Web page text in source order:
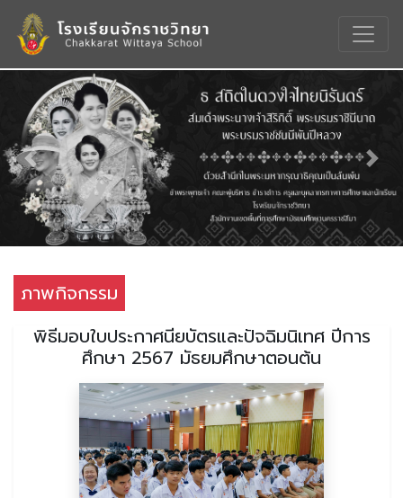
Previous Next
ภาพกิจกรรม
พิธีมอบใบประกาศนียบัตรและปัจฉิมนิเทศ ปีการ
ศึกษา 2567 มัธยมศึกษาตอนต้น